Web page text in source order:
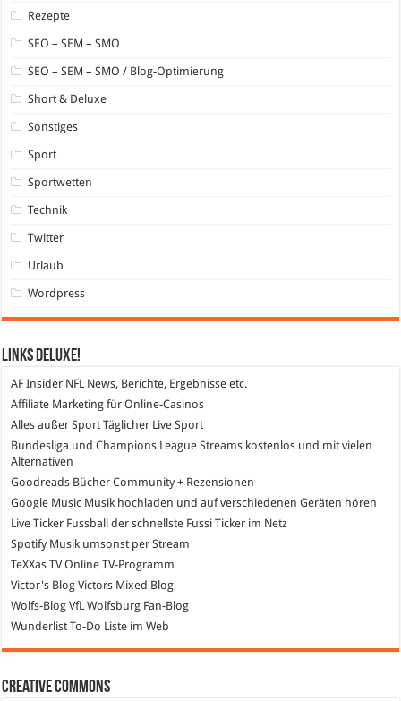
Rezepte
SEO – SEM – SMO
SEO – SEM – SMO / Blog-Optimierung
Short & Deluxe
Sonstiges
Sport
Sportwetten
Technik
Twitter
Urlaub
Wordpress
Links DeLuXe!
AF Insider NFL News, Berichte, Ergebnisse etc.
Affiliate Marketing für Online-Casinos
Alles außer SportTäglicher Live Sport
Bundesliga und Champions League Streams kostenlos und mit vielen
Alternativen
Goodreads Bücher Community + Rezensionen
Google Music Musik hochladen und auf verschiedenen Geräten hören
Live Ticker Fussball
der schnellste Fussi Ticker im Netz
SpotifyMusik umsonst per Stream
TeXXas TVOnline TV-Programm
Victor's Blog Victors Mixed Blog
Wolfs-Blog VfL Wolfsburg Fan-Blog
WunderlistTo-Do Liste im Web
Creative Commons